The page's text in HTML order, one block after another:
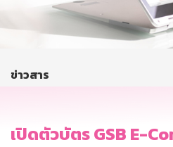
ติดต่อเรา
บริการออนไลน์
ข่าวสาร
เปิดตัวบัตร GSB E-